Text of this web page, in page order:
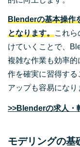
Blenderの基本操作
となります。これ
けていくことで、
複雑な作業も効率
作を確実に習得す
アップも容易になり
>>Blenderの求人・
モデリングの基